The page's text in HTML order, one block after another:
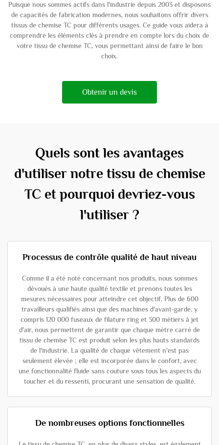
Puisque nous sommes actifs dans l'industrie depuis 2003 et disposons
de capacités de fabrication modernes, nous souhaitons offrir divers
tissus de chemise TC pour différents usages. Ce guide vous aidera à
comprendre les éléments clés à prendre en compte lors du choix de
votre tissu de chemise TC, vous permettant ainsi de faire le bon
choix.
Obtenir un devis
Quels sont les avantages
d'utiliser notre tissu de chemise
TC et pourquoi devriez-vous
l'utiliser ?
Processus de contrôle qualité de haut niveau
Comme il a été noté concernant nos produits, nous sommes
dévoués à une haute qualité textile et prenons toutes les
mesures nécessaires pour atteindre cet objectif. Plus de 600
travailleurs qualifiés ainsi que des machines d'avant-garde, y
compris 120 000 fuseaux de filature ring et 300 métiers à jet
d'air, nous permettent de garantir que chaque mètre carré de
tissu de chemise TC est produit selon les plus hauts standards
de l'industrie. La qualité de chaque vêtement n'est pas
seulement élevée ; elle est incorporée dans le confort, avec
une fonctionnalité fluide sans couture sous tous les aspects du
toucher et du ressenti, procurant une sensation de qualité.
De nombreuses options fonctionnelles